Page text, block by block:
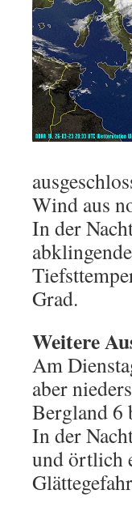
Wind aus
In der
Grad.
Weitere
Am
aber
Bergland 6
In der
und örtlich